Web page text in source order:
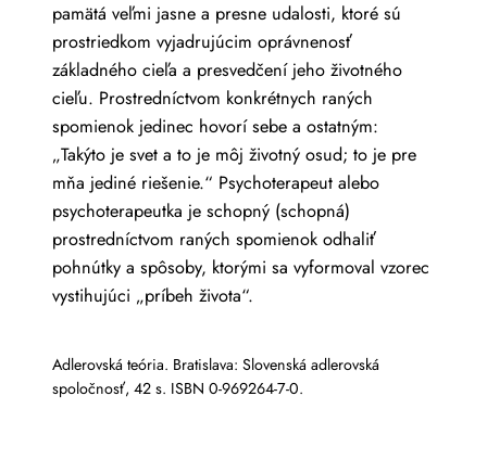
pamätá veľmi jasne a presne udalosti, ktoré sú
prostriedkom vyjadrujúcim oprávnenosť
základného cieľa a presvedčení jeho životného
cieľu. Prostredníctvom konkrétnych raných
spomienok jedinec hovorí sebe a ostatným:
„Takýto je svet a to je môj životný osud; to je pre
mňa jediné riešenie.“ Psychoterapeut alebo
psychoterapeutka je schopný (schopná)
prostredníctvom raných spomienok odhaliť
pohnútky a spôsoby, ktorými sa vyformoval vzorec
vystihujúci „príbeh života“.
Adlerovská teória. Bratislava: Slovenská adlerovská
spoločnosť, 42 s. ISBN 0-969264-7-0.